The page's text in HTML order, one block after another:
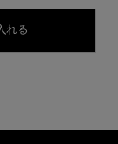
れる